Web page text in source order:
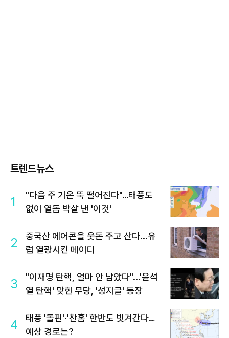
트렌드뉴스
1
"다음 주 기온 뚝 떨어진다"…태풍도
없이 열돔 박살 낸 '이것'
2
중국산 에어콘을 웃돈 주고 산다...유
럽 열광시킨 메이디
3
"이재명 탄핵, 얼마 안 남았다"...'윤석
열 탄핵' 맞힌 무당, '성지글' 등장
4
태풍 '돌핀'·'찬홈' 한반도 빗겨간다…
예상 경로는?